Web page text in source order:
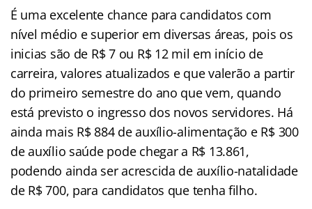
É uma excelente chance para candidatos com
nível médio e superior em diversas áreas, pois os
inicias são de R$ 7 ou R$ 12 mil em início de
carreira, valores atualizados e que valerão a partir
do primeiro semestre do ano que vem, quando
está previsto o ingresso dos novos servidores. Há
ainda mais R$ 884 de auxílio-alimentação e R$ 300
de auxílio saúde pode chegar a R$ 13.861,
podendo ainda ser acrescida de auxílio-natalidade
de R$ 700, para candidatos que tenha filho.